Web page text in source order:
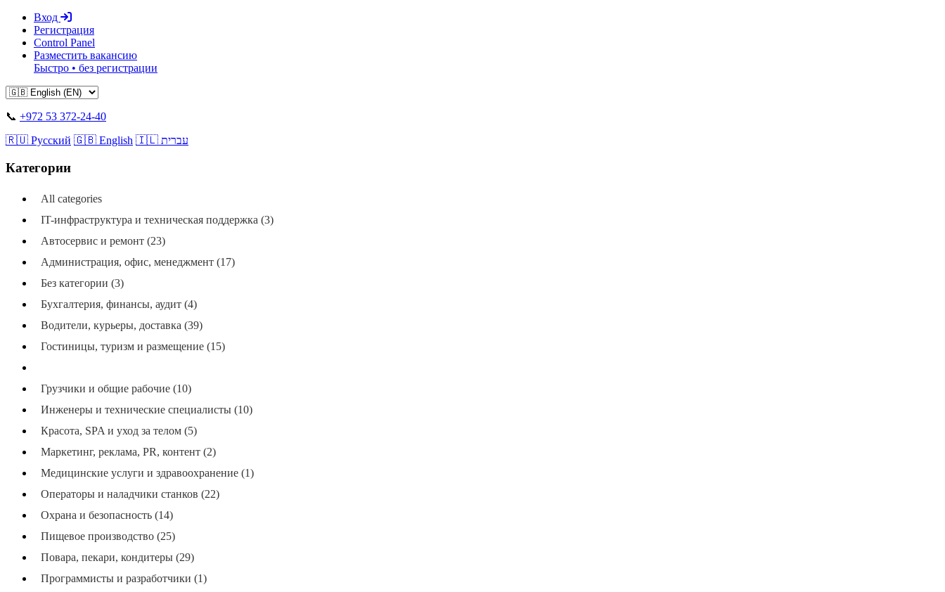
Вход
Регистрация
Control Panel
Разместить вакансию
Быстро • без регистрации
📞 +972 53 372-24-40
🇷🇺 Русский 🇬🇧 English 🇮🇱 עברית
Категории
All categories
IT-инфраструктура и техническая поддержка (3)
Автосервис и ремонт (23)
Администрация, офис, менеджмент (17)
Без категории (3)
Бухгалтерия, финансы, аудит (4)
Водители, курьеры, доставка (39)
Гостиницы, туризм и размещение (15)
Грузчики и общие рабочие (10)
Инженеры и технические специалисты (10)
Красота, SPA и уход за телом (5)
Маркетинг, реклама, PR, контент (2)
Медицинские услуги и здравоохранение (1)
Операторы и наладчики станков (22)
Охрана и безопасность (14)
Пищевое производство (25)
Повара, пекари, кондитеры (29)
Программисты и разработчики (1)